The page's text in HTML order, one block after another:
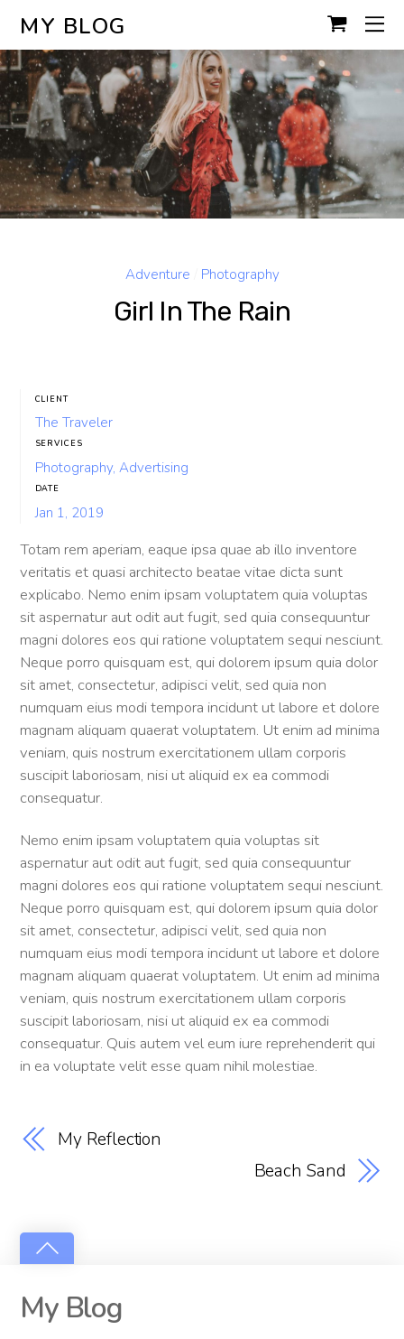
MY BLOG
Adventure Photography
Girl In The Rain
CLIENT
The Traveler
SERVICES
Photography, Advertising
DATE
Jan 1, 2019
Totam rem aperiam, eaque ipsa quae ab illo inventore
veritatis et quasi architecto beatae vitae dicta sunt
explicabo. Nemo enim ipsam voluptatem quia voluptas
sit aspernatur aut odit aut fugit, sed quia consequuntur
magni dolores eos qui ratione voluptatem sequi nesciunt.
Neque porro quisquam est, qui dolorem ipsum quia dolor
sit amet, consectetur, adipisci velit, sed quia non
numquam eius modi tempora incidunt ut labore et dolore
magnam aliquam quaerat voluptatem. Ut enim ad minima
veniam, quis nostrum exercitationem ullam corporis
suscipit laboriosam, nisi ut aliquid ex ea commodi
consequatur.
Nemo enim ipsam voluptatem quia voluptas sit
aspernatur aut odit aut fugit, sed quia consequuntur
magni dolores eos qui ratione voluptatem sequi nesciunt.
Neque porro quisquam est, qui dolorem ipsum quia dolor
sit amet, consectetur, adipisci velit, sed quia non
numquam eius modi tempora incidunt ut labore et dolore
magnam aliquam quaerat voluptatem. Ut enim ad minima
veniam, quis nostrum exercitationem ullam corporis
suscipit laboriosam, nisi ut aliquid ex ea commodi
consequatur. Quis autem vel eum iure reprehenderit qui
in ea voluptate velit esse quam nihil molestiae.
My Reflection
Beach Sand
My Blog